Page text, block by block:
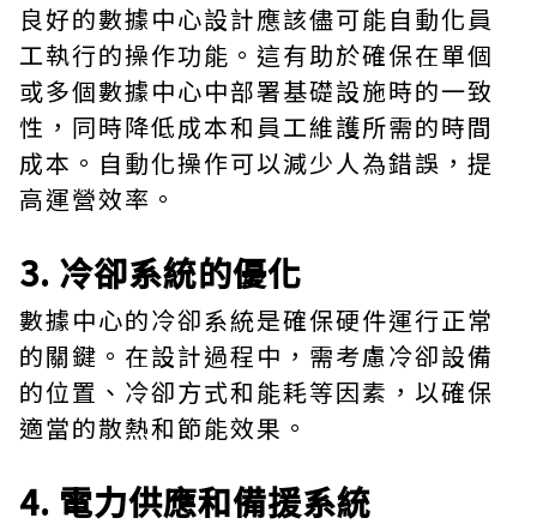
良好的數據中心設計應該儘可能自動化員
工執行的操作功能。這有助於確保在單個
或多個數據中心中部署基礎設施時的一致
性，同時降低成本和員工維護所需的時間
成本。自動化操作可以減少人為錯誤，提
高運營效率。
3. 冷卻系統的優化
數據中心的冷卻系統是確保硬件運行正常
的關鍵。在設計過程中，需考慮冷卻設備
的位置、冷卻方式和能耗等因素，以確保
適當的散熱和節能效果。
4. 電力供應和備援系統